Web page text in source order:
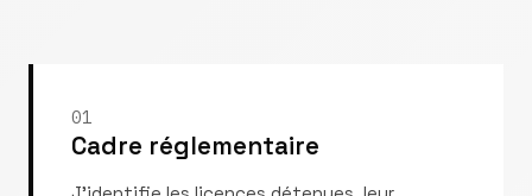
01
Cadre réglementaire